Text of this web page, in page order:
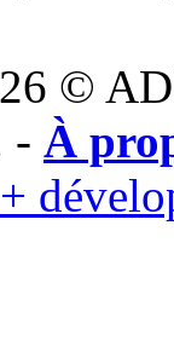
©
- À